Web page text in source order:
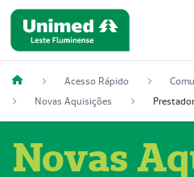
Acesso Rápido
Novas Aquisições
Novas